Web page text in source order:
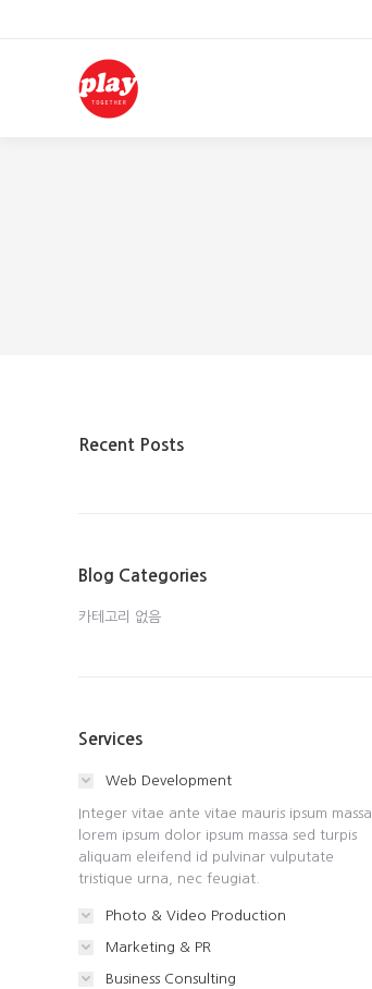
Recent Posts
Blog Categories
카테고리 없음
Services
Web Development
Integer vitae ante vitae mauris ipsum massa
lorem ipsum dolor ipsum massa sed turpis
aliquam eleifend id pulvinar vulputate
tristique urna, nec feugiat.
Photo & Video Production
Marketing & PR
Business Consulting